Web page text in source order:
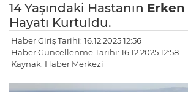
14 Yaşındaki Hastanın Erken
Hayatı Kurtuldu.
Haber Giriş Tarihi: 16.12.2025 12:56
Haber Güncellenme Tarihi: 16.12.2025 12:58
Kaynak: Haber Merkezi